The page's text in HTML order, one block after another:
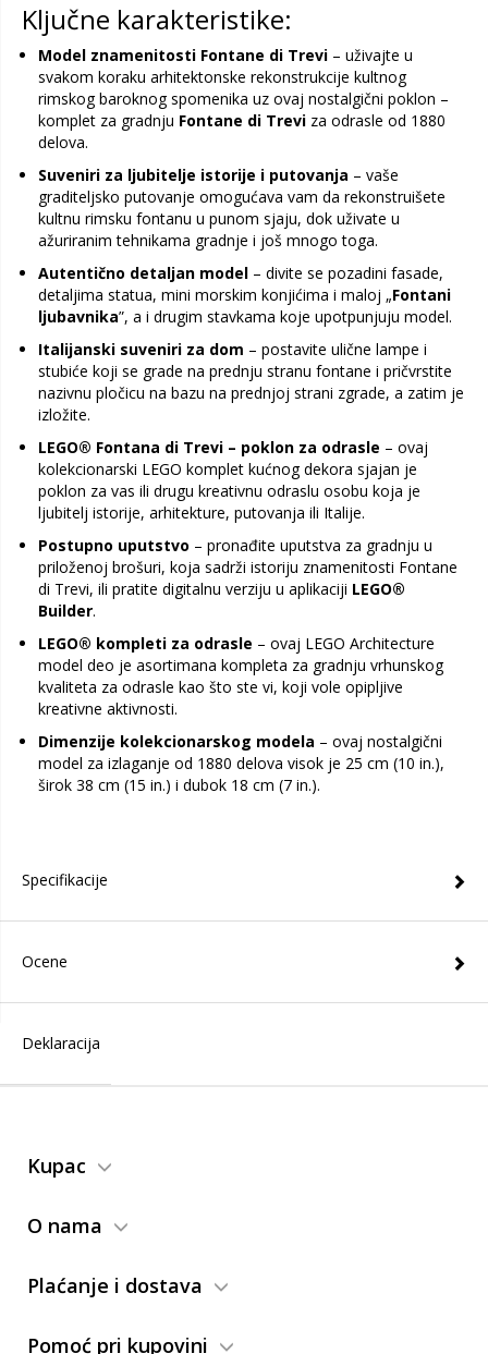
Ključne karakteristike:
Model znamenitosti Fontane di Trevi – uživajte u
svakom koraku arhitektonske rekonstrukcije kultnog
rimskog baroknog spomenika uz ovaj nostalgični poklon –
komplet za gradnju Fontane di Trevi za odrasle od 1880
delova.
Suveniri za ljubitelje istorije i putovanja – vaše
graditeljsko putovanje omogućava vam da rekonstruišete
kultnu rimsku fontanu u punom sjaju, dok uživate u
ažuriranim tehnikama gradnje i još mnogo toga.
Autentično detaljan model – divite se pozadini fasade,
detaljima statua, mini morskim konjićima i maloj „Fontani
ljubavnika”, a i drugim stavkama koje upotpunjuju model.
Italijanski suveniri za dom – postavite ulične lampe i
stubiće koji se grade na prednju stranu fontane i pričvrstite
nazivnu pločicu na bazu na prednjoj strani zgrade, a zatim je
izložite.
LEGO® Fontana di Trevi – poklon za odrasle – ovaj
kolekcionarski LEGO komplet kućnog dekora sjajan je
poklon za vas ili drugu kreativnu odraslu osobu koja je
ljubitelj istorije, arhitekture, putovanja ili Italije.
Postupno uputstvo – pronađite uputstva za gradnju u
priloženoj brošuri, koja sadrži istoriju znamenitosti Fontane
di Trevi, ili pratite digitalnu verziju u aplikaciji LEGO®
Builder.
LEGO® kompleti za odrasle – ovaj LEGO Architecture
model deo je asortimana kompleta za gradnju vrhunskog
kvaliteta za odrasle kao što ste vi, koji vole opipljive
kreativne aktivnosti.
Dimenzije kolekcionarskog modela – ovaj nostalgični
model za izlaganje od 1880 delova visok je 25 cm (10 in.),
širok 38 cm (15 in.) i dubok 18 cm (7 in.).
Specifikacije
Ocene
Deklaracija
Kupac
O nama
Plaćanje i dostava
Pomoć pri kupovini